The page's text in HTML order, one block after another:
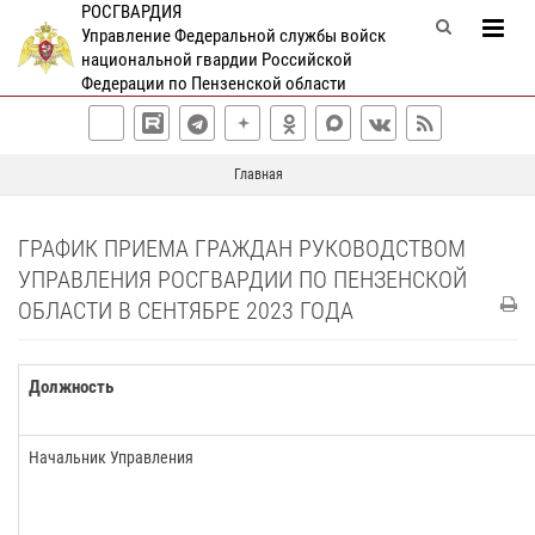
РОСГВАРДИЯ
Управление Федеральной службы войск
национальной гвардии Российской
Федерации по Пензенской области
Главная
ГРАФИК ПРИЕМА ГРАЖДАН РУКОВОДСТВОМ
УПРАВЛЕНИЯ РОСГВАРДИИ ПО ПЕНЗЕНСКОЙ
ОБЛАСТИ В СЕНТЯБРЕ 2023 ГОДА
Должность
Начальник Управления